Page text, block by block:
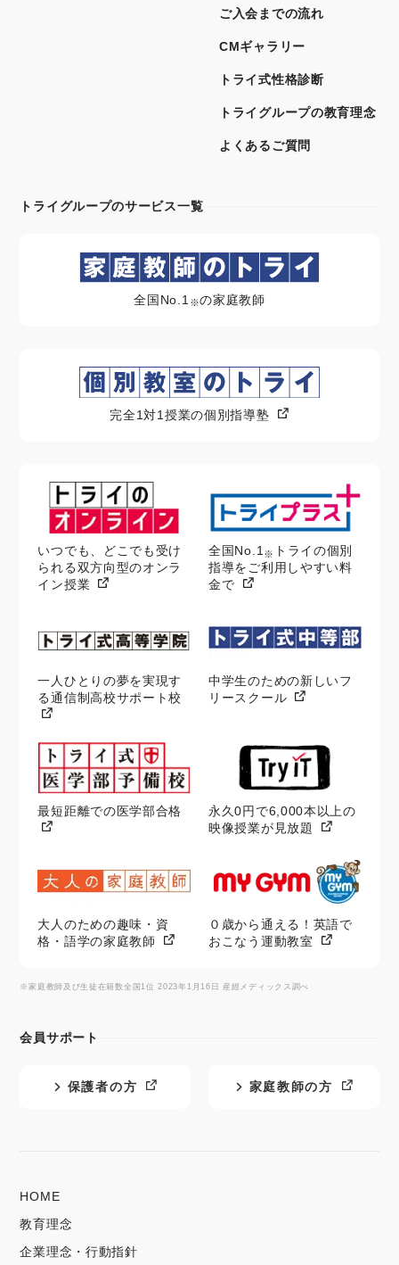
ご入会までの流れ
CMギャラリー
トライ式性格診断
トライグループの教育理念
よくあるご質問
トライグループのサービス一覧
全国No.1 ※の家庭教師
完全1対1授業の個別指導塾
いつでも、どこでも受け
られる双方向型のオンラ
イン授業
全国No.1※ トライの個別
指導をご利用しやすい料
金で
一人ひとりの夢を実現す
る通信制高校サポート校
中学生のための新しいフ
リースクール
最短距離での医学部合格
永久0円で6,000本以上の
映像授業が見放題
大人のための趣味・資
格・語学の家庭教師
０歳から通える！英語で
おこなう運動教室
※家庭教師及び生徒在籍数全国1位 2023年1月16日 産經メディックス調べ
会員サポート
保護者の方 家庭教師の方
HOME
教育理念
企業理念・行動指針